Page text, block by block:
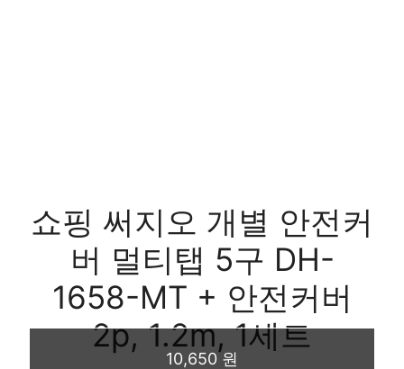
쇼핑 써지오 개별 안전커
버 멀티탭 5구 DH-
1658-MT + 안전커버
2p, 1.2m, 1세트
10,650 원